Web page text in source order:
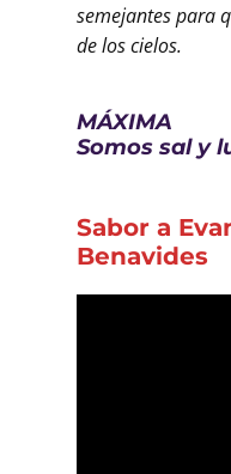
semejantes para
de los cielos.
MÁXIMA
Somos sal y
Sabor a
Benavides